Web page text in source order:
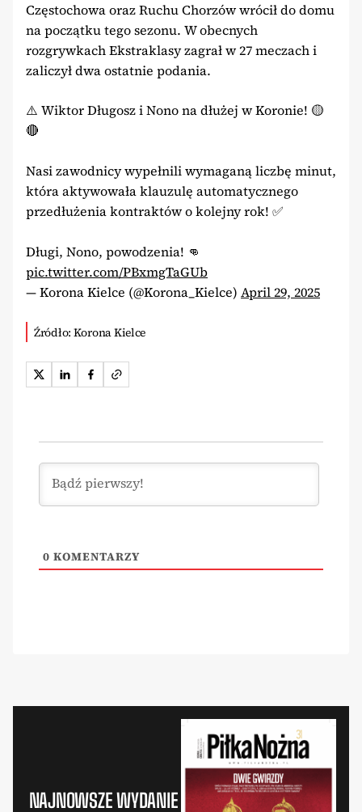
Częstochowa oraz Ruchu Chorzów wrócił do domu
na początku tego sezonu. W obecnych
rozgrywkach Ekstraklasy zagrał w 27 meczach i
zaliczył dwa ostatnie podania.
⚠️ Wiktor Długosz i Nono na dłużej w Koronie! 🟡
🔴
Nasi zawodnicy wypełnili wymaganą liczbę minut,
która aktywowała klauzulę automatycznego
przedłużenia kontraktów o kolejny rok! ✅
Długi, Nono, powodzenia! 👊
pic.twitter.com/PBxmgTaGUb
— Korona Kielce (@Korona_Kielce) April 29, 2025
Źródło: Korona Kielce
0 KOMENTARZY
NAJNOWSZE WYDANIE